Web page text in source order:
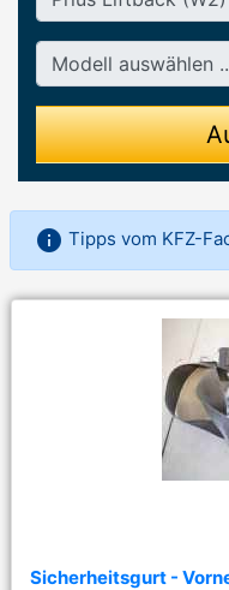
Modell
info Tipps vom KFZ-
Sicherheitsgurt -